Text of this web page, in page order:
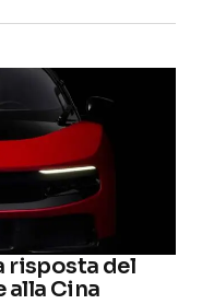
risposta del
alla Cina